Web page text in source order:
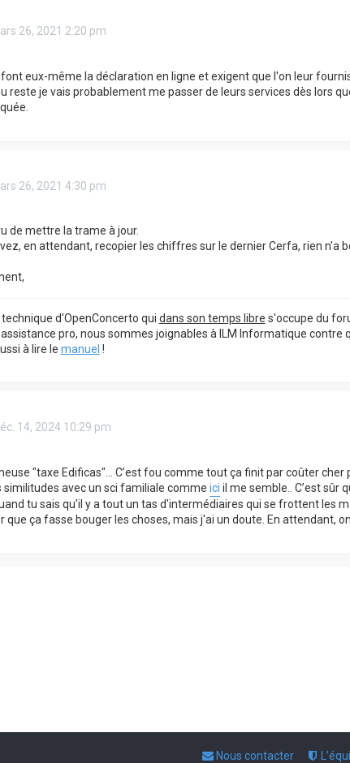
26, 2021 2:20 pm
eux-même la déclaration en ligne et exigent que l'on leur
reste je vais probablement me passer de leurs services dès lors
26, 2021 4:30 pm
de mettre la trame à jour.
en attendant, recopier les chiffres sur le dernier Cerfa, rien n'a
d'OpenConcerto qui dans son temps libre s'occupe du
assistance pro, nous sommes joignables à ILM Informatique contre
à lire le manuel !
14, 2024 10:29 pm
"taxe Edificas"... C’est fou comme tout ça finit par coûter
similitudes avec un sci familiale comme ici il me semble.. C’est sûr
tu sais qu'il y a tout un tas d'intermédiaires qui se frottent les
que ça fasse bouger les choses, mais j'ai un doute. En attendant,
Nous contacter